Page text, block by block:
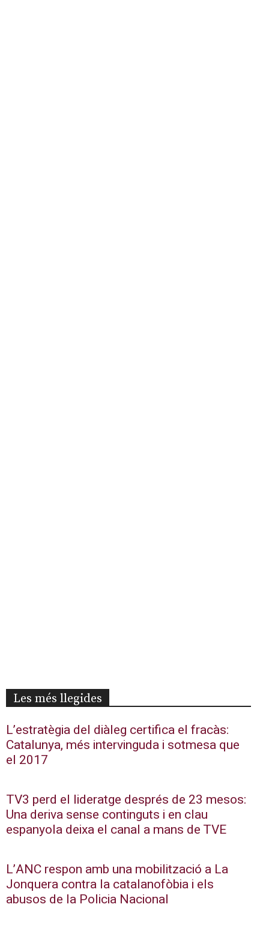
Les més llegides
L’estratègia del diàleg certifica el fracàs:
Catalunya, més intervinguda i sotmesa que
el 2017
TV3 perd el lideratge després de 23 mesos:
Una deriva sense continguts i en clau
espanyola deixa el canal a mans de TVE
L’ANC respon amb una mobilització a La
Jonquera contra la catalanofòbia i els
abusos de la Policia Nacional